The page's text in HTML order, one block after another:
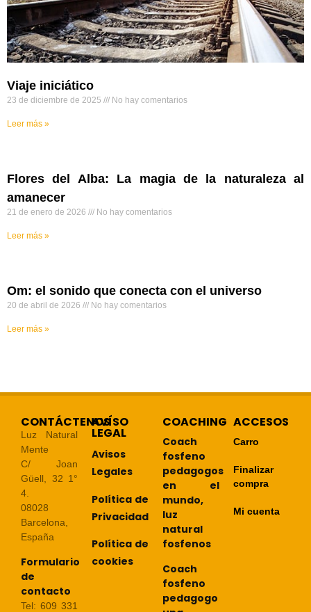
Viaje iniciático
23 de diciembre de 2025 No hay comentarios
Leer más »
Flores del Alba: La magia de la naturaleza al
amanecer
21 de enero de 2026 No hay comentarios
Leer más »
Om: el sonido que conecta con el universo
20 de abril de 2026 No hay comentarios
Leer más »
CONTÁCTENOS
Luz Natural
Mente
C/ Joan
Güell, 32 1°
4.
08028
Barcelona,
España
Formulario
de
contacto
Tel: 609 331
AVÍSO
LEGAL
Avisos
Legales
Política de
Privacidad
Política de
cookies
COACHING
Coach
fosfeno
pedagogos
en el
mundo,
luz
natural
fosfenos
Coach
fosfeno
pedagogo
ACCESOS
Carro
Finalizar
compra
Mi cuenta